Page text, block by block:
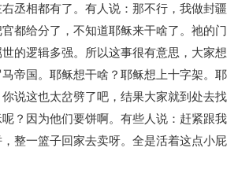
丞相都有了。有人说：那不行，我做封疆
都给分了，不知道耶稣来干啥了。祂的门
的逻辑多强。所以这事很有意思，大家想
帝国。耶稣想干啥？耶稣想上十字架。耶
说这也太岔劈了吧，结果大家就到处去找
？因为他们要饼啊。有些人说：赶紧跟我
整一篮子回家去卖呀。全是活着这点小屁